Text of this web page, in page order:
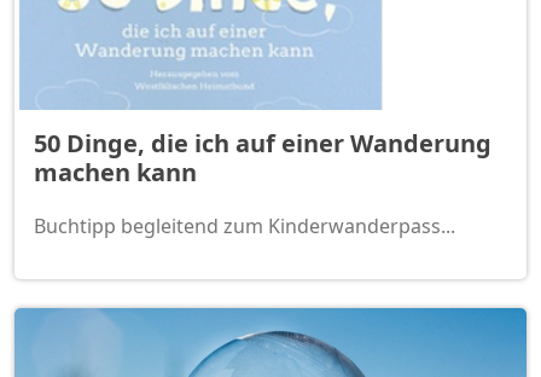
50 Dinge, die ich auf einer Wanderung
machen kann
Buchtipp begleitend zum Kinderwanderpass...